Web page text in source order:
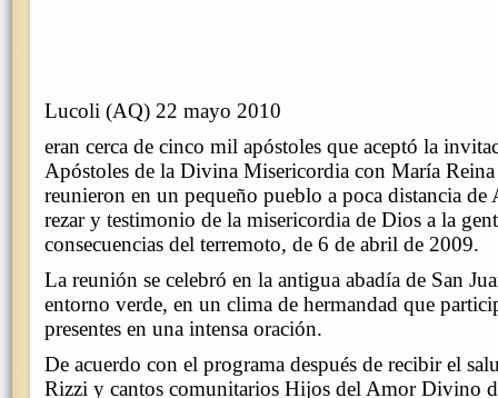
Lucoli (AQ) 22 mayo 2010
eran cerca de cinco mil apóstoles que aceptó la
Apóstoles de la Divina Misericordia con María Reina
reunieron en un pequeño pueblo a poca distancia
rezar y testimonio de la misericordia de Dios a la
consecuencias del terremoto, de 6 de abril de 2009.
La reunión se celebró en la antigua abadía de San
entorno verde, en un clima de hermandad que
presentes en una intensa oración.
De acuerdo con el programa después de recibir el
Rizzi y cantos comunitarios Hijos del Amor Divino